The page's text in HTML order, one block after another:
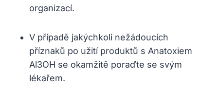
organizací.
V případě jakýchkoli nežádoucích
příznaků po užití produktů s Anatoxiem
Al3OH se okamžitě poraďte se svým
lékařem.